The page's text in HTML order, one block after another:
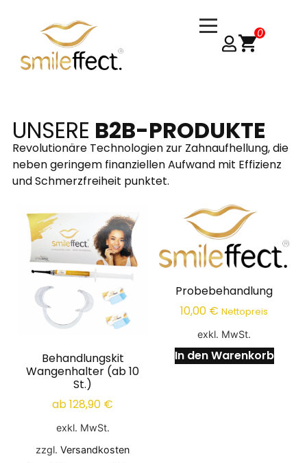
UNSERE B2B-PRODUKTE
Revolutionäre Technologien zur Zahnaufhellung, die
neben geringem finanziellen Aufwand mit Effizienz
und Schmerzfreiheit punktet.
Behandlungskit
Wangenhalter (ab 10
St.)
ab128,90 €
exkl. MwSt.
zzgl.Versandkosten
Probebehandlung
10,00 € Nettopreis
exkl. MwSt.
In den Warenkorb